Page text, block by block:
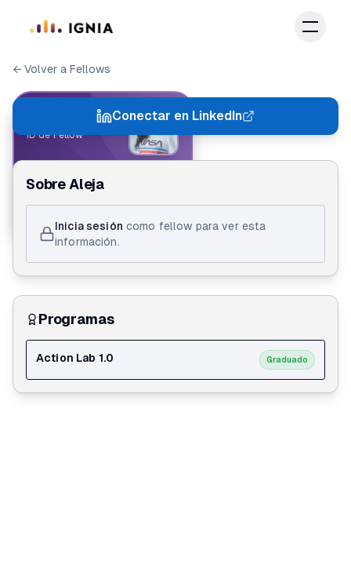
← Volver a Fellows
IGNIA FELLOW
ID de Fellow
Aleja Henao
Conectar en LinkedIn
Sobre Aleja
Inicia sesión como fellow para ver esta
información.
Programas
Action Lab 1.0 Graduado